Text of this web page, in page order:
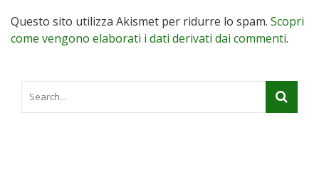
Questo sito utilizza Akismet per ridurre lo spam. Scopri
come vengono elaborati i dati derivati dai commenti.